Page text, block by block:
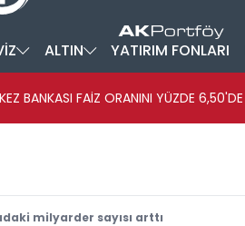
ALTIN YATIRIM FONLARI
BANKASI FAİZ ORANINI YÜZDE
milyarder sayısı arttı